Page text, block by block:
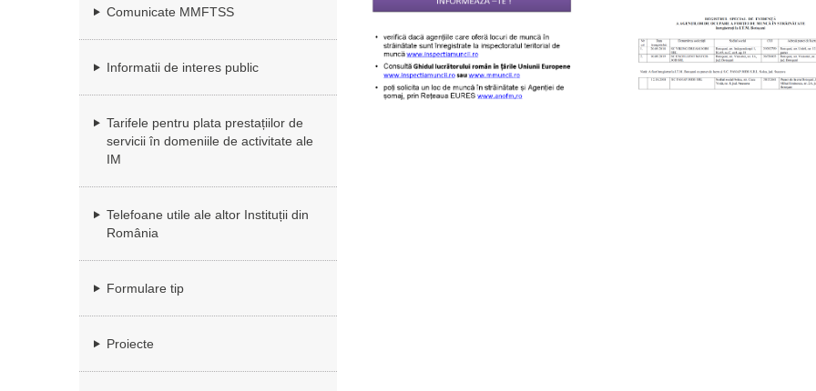
Comunicate MMFTSS
Informatii de interes public
Tarifele pentru plata prestațiilor de
servicii în domeniile de activitate ale
IM
Telefoane utile ale altor Instituții din
România
Formulare tip
Proiecte